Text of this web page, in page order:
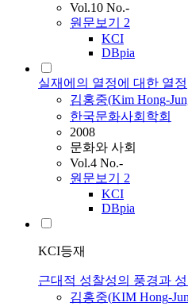
Vol.10 No.-
원문보기 2
KCI
DBpia
실재에의 열정에 대한 열정
김홍중(Kim Hong-
한국문화사회학회
2008
문화와 사회
Vol.4 No.-
원문보기 2
KCI
DBpia
KCI등재
근대적 성찰성의 풍경과
김홍중(KIM Hong-